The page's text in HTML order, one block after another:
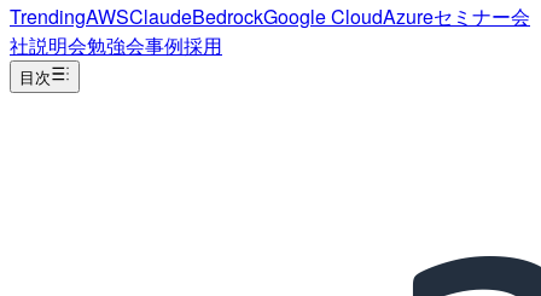
TrendingAWSClaudeBedrockGoogle CloudAzureセミナー会
社説明会勉強会事例採用
目次